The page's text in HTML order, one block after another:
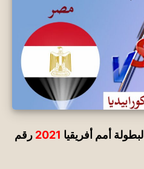
لبطولة أمم أفريقيا 2021 رقم